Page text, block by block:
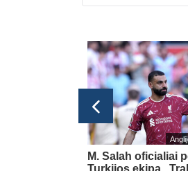
M. Salah oficialiai
Turkijos ekipą